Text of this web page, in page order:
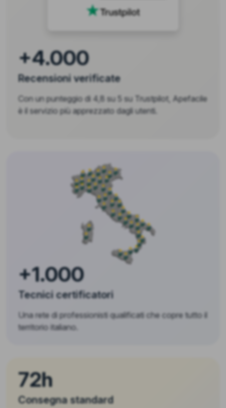
+4.000
Recensioni verificate
Con un punteggio di 4,8 su 5 su Trustpilot, Apefacile
è il servizio più apprezzato dagli utenti.
+1.000
Tecnici certificatori
Una rete di professionisti qualificati che copre tutto il
territorio italiano.
72h
Consegna standard